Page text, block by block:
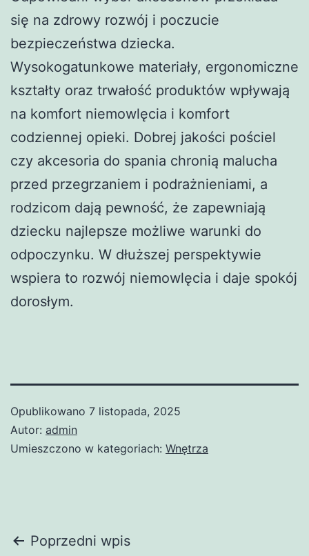
się na zdrowy rozwój i poczucie
bezpieczeństwa dziecka.
Wysokogatunkowe materiały, ergonomiczne
kształty oraz trwałość produktów wpływają
na komfort niemowlęcia i komfort
codziennej opieki. Dobrej jakości pościel
czy akcesoria do spania chronią malucha
przed przegrzaniem i podrażnieniami, a
rodzicom dają pewność, że zapewniają
dziecku najlepsze możliwe warunki do
odpoczynku. W dłuższej perspektywie
wspiera to rozwój niemowlęcia i daje spokój
dorosłym.
Opublikowano 7 listopada, 2025
Autor: admin
Umieszczono w kategoriach: Wnętrza
Nawigacja
Poprzedni wpis